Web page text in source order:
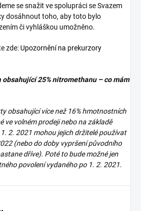
se snažit ve spolupráci se Svazem
dosáhnout toho, aby toto bylo
či vyhláškou umožněno.
zde: Upozornění na prekurzory
obsahující 25% nitromethanu – co mám
obsahující více než 16% hmotnostních
ve volném prodeji nebo na základě
2. 2021 mohou jejich držitelé používat
(nebo do doby vypršení původního
dříve). Poté to bude možné jen
povolení vydaného po 1. 2. 2021.